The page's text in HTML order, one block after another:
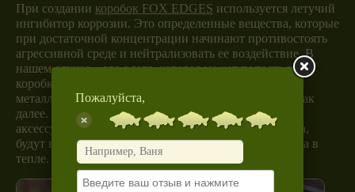
При создании коробок FOX EDGES используется летучий
ингибитор коррозии. Это определенные вещества, которые
при достаточной концентрации начинают противостоять
агрессивной среде и нейтрализовать ее воздействие. В
нашем случае – это влага, которая может попасть в
коробку и запустить процесс ржавчины на таких
металлических элементах, как вертлюги, крючки и так
далее. Можете быть уверены, что абсолютно все
аксессуары, которые вы положили внутрь тэкл-бокса,
будут в полной сохранности, как бы они лежали дома в
тепле.
Пожалуйста,